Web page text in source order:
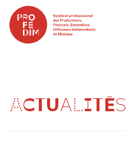
ACTUALITÉS